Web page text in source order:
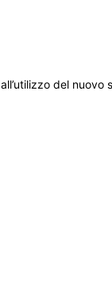
del nuovo